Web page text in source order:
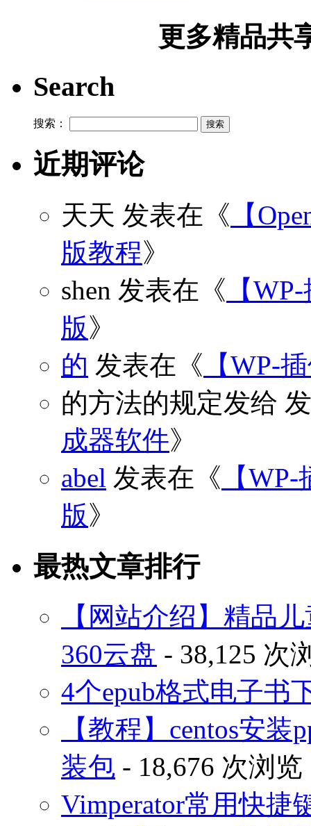
更多精品共
Search
搜索：
近期评论
天天 发表在《 【
版教程》
shen 发表在《 【
版》
的 发表在《 【WP-
的方法的规定发给
成器软件》
abel 发表在《 【
版》
最热文章排行
【网站介绍】精品
360云盘 - 38,125 次
4个epub格式电子书
【教程】centos安
装包 - 18,676 次浏览
Vimperator常用快捷